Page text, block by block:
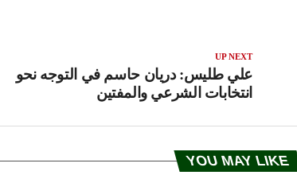
UP NEXT
علي طليس: دريان حاسم في التوجه نحو
انتخابات الشرعي والمفتين
YOU MAY LIKE